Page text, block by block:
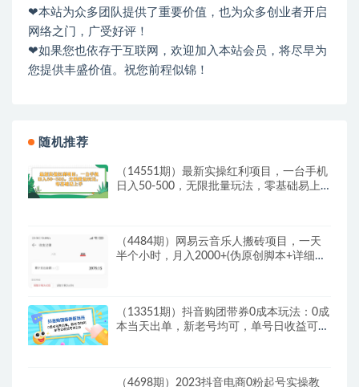
❤本站为众多团队提供了重要价值，也为众多创业者开启
网络之门，广受好评！
❤如果您也依存于互联网，欢迎加入本站会员，将尽早为
您提供丰盛价值。祝您前程似锦！
随机推荐
（14551期）最新实操红利项目，一台手机
日入50-500，无限批量玩法，零基础易上
（4484期）网易云音乐人搬砖项目，一天
半个小时，月入2000+(伪原创脚本+详细玩
（13351期）抖音购团带券0成本玩法：0成
本当天出单，新老号均可，单号日收益可达
（4698期）2023抖音电商0粉起号实操教